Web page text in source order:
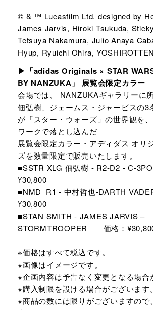
© & ™ Lucasfilm Ltd. designed by
James Jarvis, Hiroki Tsukuda,
Tetsuya Nakamura, Julio Anaya
Hyup, Ryuichi Ohira,
▶「adidas Originals × STAR
BY NANZUKA」 展覧会限定カラー
会場では、 NANZUKAギャラリーに
佃弘樹、ジェームス・ジャービスの3
が「スター・ウォーズ」の世界観を
ワークで落とし込んだ
展覧会限定カラー・アディダス オリ
ズを数量限定で販売いたします。
■SSTR XLG 佃弘樹 - R2-D2 - C-
¥30,800
■NMD_R1 - 中村哲也-DARTH
¥30,800
■STAN SMITH - JAMES JARVIS –
STORMTROOPER 価格：
※価格はすべて税込です。
※画像はイメージです。
※企画内容は予告なく変更となる場
※購入制限を設ける場合がございま
※商品の数には限りがございますので